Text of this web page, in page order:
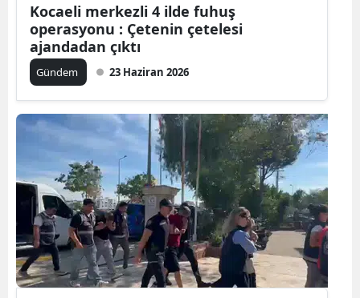
Düzce
Kocaeli merkezli 4 ilde fuhuş
operasyonu : Çetenin çetelesi
ajandadan çıktı
Gündem 23 Haziran 2026